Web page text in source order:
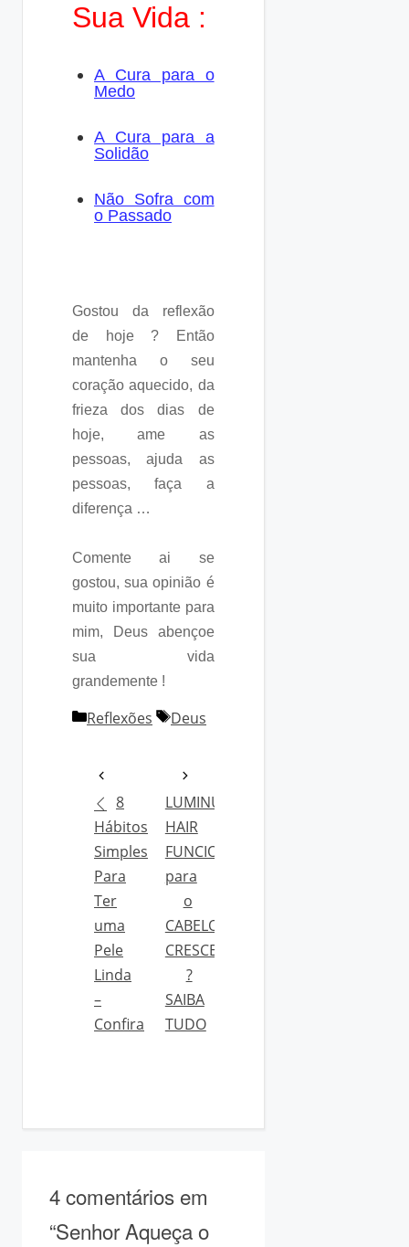
Sua Vida :
A Cura para o
Medo
A Cura para a
Solidão
Não Sofra com
o Passado
Gostou da reflexão
de hoje ? Então
mantenha o seu
coração aquecido, da
frieza dos dias de
hoje, ame as
pessoas, ajuda as
pessoas, faça a
diferença …
Comente ai se
gostou, sua opinião é
muito importante para
mim, Deus abençoe
sua vida
grandemente !
Categorias
Reflexões Tags
Deus
8
Hábitos
Simples
Para
Ter
uma
Pele
Linda
–
Confira
LUMINUS
HAIR
FUNCIONA
para
o
CABELO
CRESCER
?
SAIBA
TUDO
4 comentários em
“Senhor Aqueça o